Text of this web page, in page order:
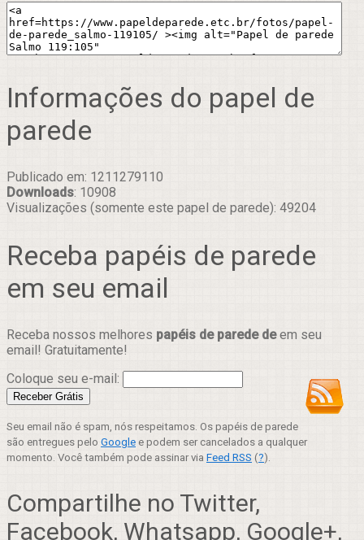
Informações do papel de
parede
Publicado em: 1211279110
Downloads: 10908
Visualizações (somente este papel de parede): 49204
Receba papéis de parede
em seu email
Receba nossos melhores papéis de parede deem seu
email! Gratuitamente!
Coloque seu e-mail:
Seu email não é spam, nós respeitamos. Os papéis de parede
são entregues pelo Google e podem ser cancelados a qualquer
momento. Você também pode assinar via Feed RSS (?).
Compartilhe no Twitter,
Facebook, Whatsapp, Google+,